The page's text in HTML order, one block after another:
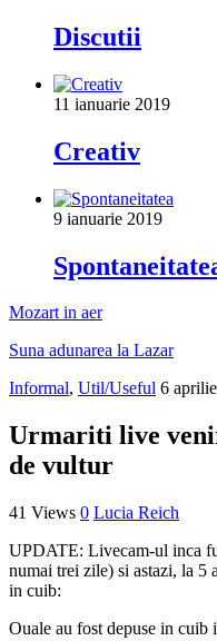
Discutii
11 ianuarie 2019
Creativ
9 ianuarie 2019
Mozart in aer
Suna adunarea la Lazar
Informal, Util/Useful 6
Urmariti live
de vultur
41 Views 0 Lucia Reich
UPDATE: Livecam-ul inca
numai trei zile) si astazi, la 5
in cuib:
Ouale au fost depuse in cuib